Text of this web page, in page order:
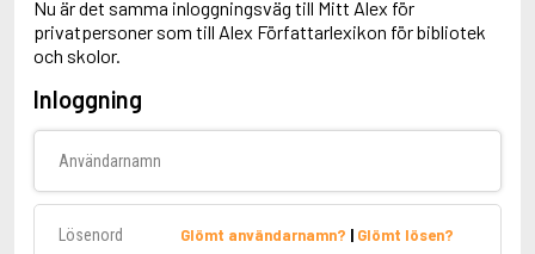
Nu är det samma inloggningsväg till Mitt Alex för
privatpersoner som till Alex Författarlexikon för bibliotek
och skolor.
Inloggning
Glömt användarnamn? | Glömt lösen?